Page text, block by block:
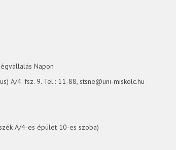
Napon
A/4. fsz. 9. Tel.: 11-88, stsne@uni-miskolc.hu
A/4-es épület 10-es szoba)